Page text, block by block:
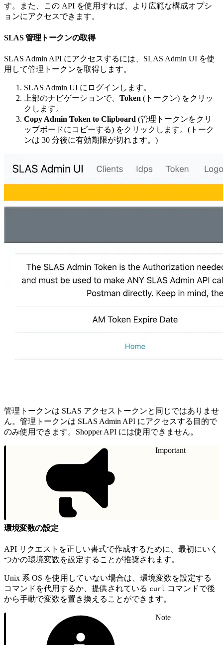
す。また、この API を使用すれば、より広範な構成オプシ
ョンにアクセスできます。
SLAS 管理トークンの取得
SLAS Admin API にアクセスするには、SLAS Admin UI を使
用して管理トークンを取得します。
SLAS Admin UI にログインします。
上部のナビゲーションで、 Token (トークン) をクリッ
クします。
Copy Admin Token to Clipboard (管理トークンをクリ
ップボードにコピーする) をクリックします。(トーク
ンは 30 分後に有効期限が切れます。)
管理トークンは SLAS アクセストークンと同じではありませ
ん。管理トークンは SLAS Admin API にアクセスする目的で
のみ使用できます。Shopper API には使用できません。
Important
環境変数の設定
API リクエストを正しい書式で作成するために、最初にいく
つかの環境変数を設定することが推奨されます。
Unix 系 OS を使用していない場合は、環境変数を設定する
コマンドを代用するか、提供されている curl コマンドで後
から手動で変数を置き換えることができます。
Note